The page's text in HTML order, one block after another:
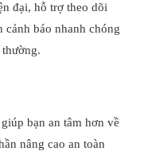
đại, hỗ trợ theo dõi
cảnh báo nhanh chóng
bạn an tâm hơn về
nâng cao an toàn